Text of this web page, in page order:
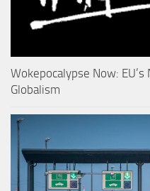
Wokepocalypse Now:
Globalism